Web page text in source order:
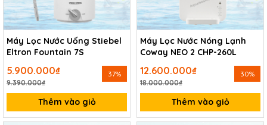
Máy Lọc Nước Uống Stiebel
Eltron Fountain 7S
5.900.000₫
9.390.000₫
37%
Thêm vào giỏ
Máy Lọc Nước Nóng Lạnh
Coway NEO 2 CHP-260L
12.600.000₫
18.000.000₫
30%
Thêm vào giỏ